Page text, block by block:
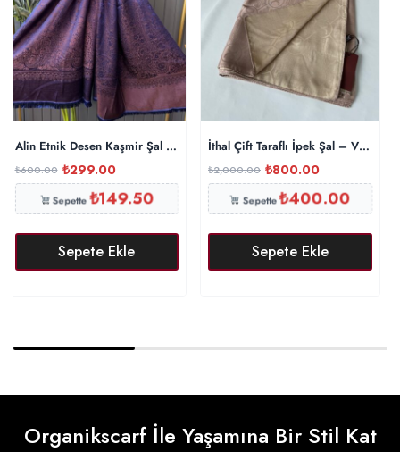
Alin Etnik Desen Kaşmir Şal -321457-Saks
₺600.00 ₺299.00
Sepette₺149.50
Sepete Ekle
İthal Çift Taraflı İpek Şal – Vizon/
₺2,000.00 ₺800.00
Sepette₺400.00
Sepete Ekle
Organikscarf İle Yaşamına Bir Stil Kat